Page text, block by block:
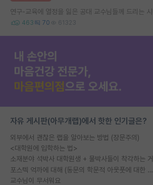
463 70 61323
자유 게시판(아무개랩)에서 핫한 인기글은?
외부에서 괜찮은 랩을 알아보는 방법 (장문주의)
<대학원에 입학하는 법>
소재분야 석박사 대학원생 + 물박사들이 착각하는 거
포스텍 억까에 대해 (동문의 학문적 아웃풋에 대한 반박)
교수님이 무서워요